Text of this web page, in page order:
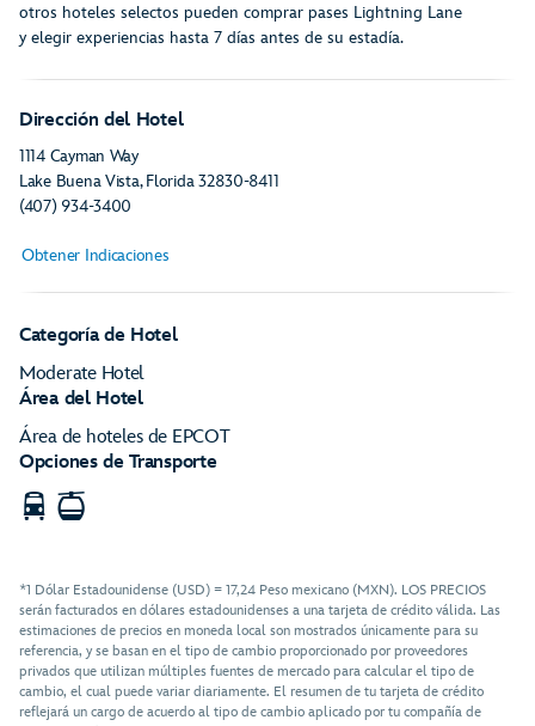
otros hoteles selectos pueden comprar pases Lightning Lane
y elegir experiencias hasta 7 días antes de su estadía.
Dirección del Hotel
1114 Cayman Way
Lake Buena Vista, Florida32830-8411
(407) 934-3400
Obtener Indicaciones
Categoría de Hotel
Moderate Hotel
Área del Hotel
Área de hoteles de EPCOT
Opciones de Transporte
Taxi/Limusina
Autobús
*1 Dólar Estadounidense (USD) = 17,24 Peso mexicano (MXN). LOS PRECIOS
serán facturados en dólares estadounidenses a una tarjeta de crédito válida. Las
estimaciones de precios en moneda local son mostrados únicamente para su
referencia, y se basan en el tipo de cambio proporcionado por proveedores
privados que utilizan múltiples fuentes de mercado para calcular el tipo de
cambio, el cual puede variar diariamente. El resumen de tu tarjeta de crédito
reflejará un cargo de acuerdo al tipo de cambio aplicado por tu compañía de